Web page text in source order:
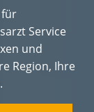
für
Service
und
Region, Ihre